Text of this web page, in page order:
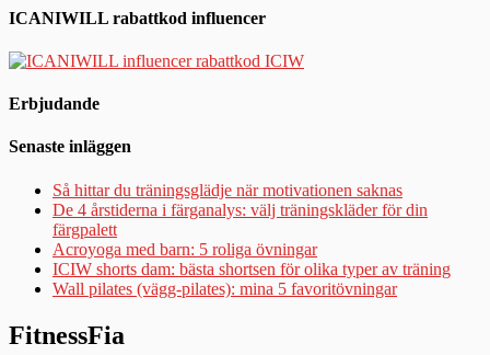
ICANIWILL rabattkod influencer
Erbjudande
Senaste inläggen
Så hittar du träningsglädje när motivationen saknas
De 4 årstiderna i färganalys: välj träningskläder för din
färgpalett
Acroyoga med barn: 5 roliga övningar
ICIW shorts dam: bästa shortsen för olika typer av träning
Wall pilates (vägg-pilates): mina 5 favoritövningar
FitnessFia